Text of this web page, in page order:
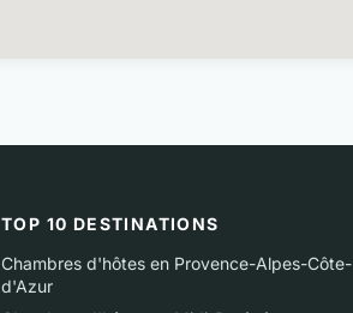
TOP 10 DESTINATIONS
Chambres d'hôtes en Provence-Alpes-Côte-
d'Azur